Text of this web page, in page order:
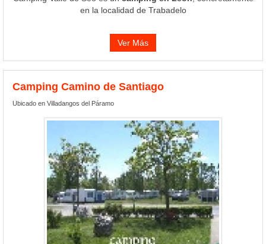
en la localidad de Trabadelo
Ver Más
Camping Camino de Santiago
Ubicado en Villadangos del Páramo